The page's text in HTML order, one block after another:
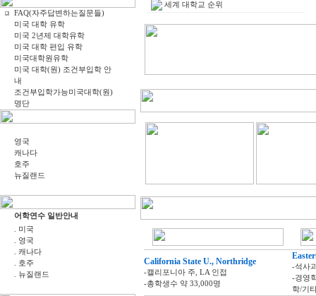
FAQ(자주답변하는질문들)
미국 대학 유학
미국 2년제 대학유학
미국 대학 편입 유학
미국대학원유학
미국 대학(원) 조건부입학 안
내
조건부입학가능미국대학(원)
명단
영국
캐나다
호주
뉴질랜드
어학연수 일반안내
. 미국
. 영국
. 캐나다
. 호주
. 뉴질랜드
세계 대학교 순위
California State U., Northridge
-캘리포니아 주, LA 인접
-총학생수 약 33,000명
-석사
-경영
학/기